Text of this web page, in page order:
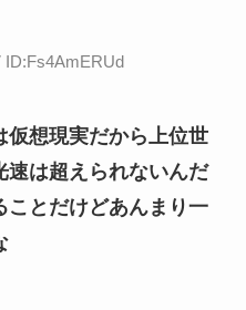
ID:Fs4AmERUd
仮想現実だから上位世
速は超えられないんだ
ことだけどあんまり一